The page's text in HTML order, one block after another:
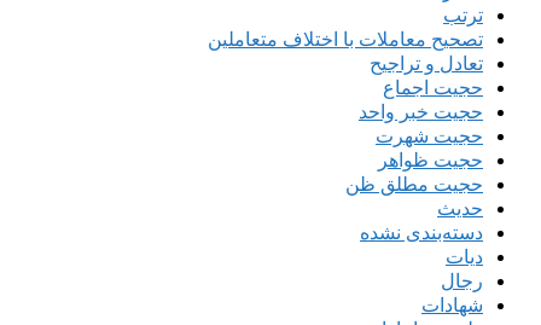
ترتب
تصحیح معاملات با اختلاف متعاملین
تعادل و تراجیح
حجیت اجماع
حجیت خبر واحد
حجیت شهرت
حجیت ظواهر
حجیت مطلق ظن
حدیث
دسته‌بندی نشده
دیات
رجال
شهادات